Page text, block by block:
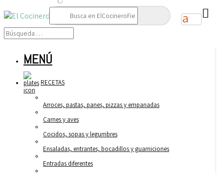
Buscar:
MENÚ
RECETAS
Arroces, pastas, panes, pizzas y empanadas
Carnes y aves
Cocidos, sopas y legumbres
Ensaladas, entrantes, bocadillos y guarniciones
Entradas diferentes